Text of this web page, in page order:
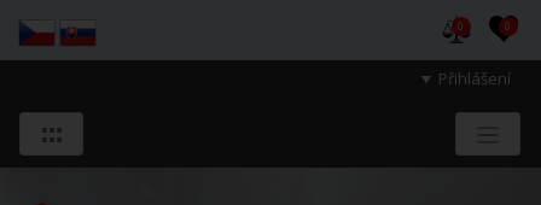
Přihlášení
0 0